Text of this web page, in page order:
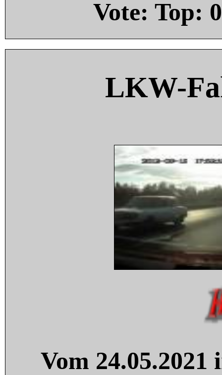
Vote: Top: 0
LKW-
Vom